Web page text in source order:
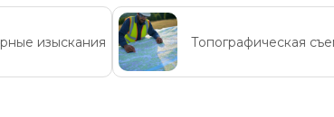
изыскания Топографическая